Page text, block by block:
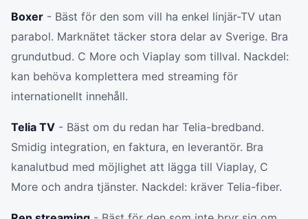
Boxer - Bäst för den som vill ha enkel linjär-TV utan
parabol. Marknätet täcker stora delar av Sverige. Bra
grundutbud. C More och Viaplay som tillval. Nackdel:
kan behöva komplettera med streaming för
internationellt innehåll.
Telia TV - Bäst om du redan har Telia-bredband.
Smidig integration, en faktura, en leverantör. Bra
kanalutbud med möjlighet att lägga till Viaplay, C
More och andra tjänster. Nackdel: kräver Telia-fiber.